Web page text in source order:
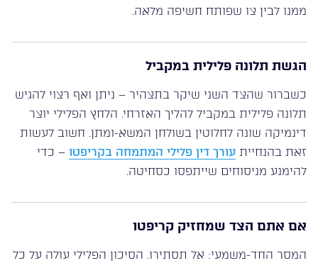
ממנו לבין צו שפותח חשיפה מלאה.
הגשת תלונה פלילית במקביל
כשברור שהצד השני שיקר בתצהיר – ניתן ואף רצוי להגיש
תלונה פלילית במקביל להליך האזרחי. הלחץ הפלילי יוצר
דינמיקה שונה לחלוטין בשולחן המשא-ומתן. חשוב לעשות
זאת בהנחיית עורך דין פלילי המתמחה בקריפטו – כדי
להימנע מניסוחים שייתפסו כסחיטה.
אם אתם הצד שמחזיק קריפטו
המסר החד-משמעי: אל תסתירו. הסיכון הפלילי עולה על כל